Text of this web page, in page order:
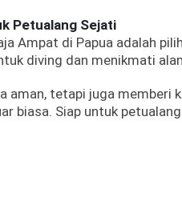
Petualang Sejati
Ampat di Papua adalah
diving dan menikmati
aman, tetapi juga memberi
biasa. Siap untuk